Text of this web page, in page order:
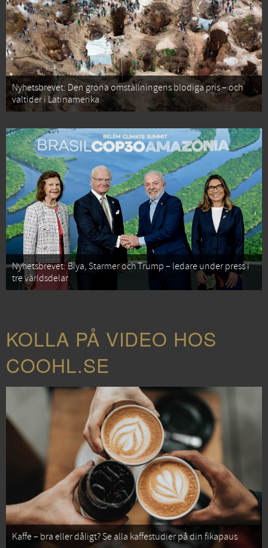
Nyhetsbrevet: Den gröna omställningens blodiga pris – och
valtider i Latinamerika
Nyhetsbrevet: Biya, Starmer och Trump – ledare under press i
tre världsdelar
KOLLA PÅ VIDEO HOS
COOHL.SE
Kaffe – bra eller dåligt? Se alla kaffestudier på din fikapaus